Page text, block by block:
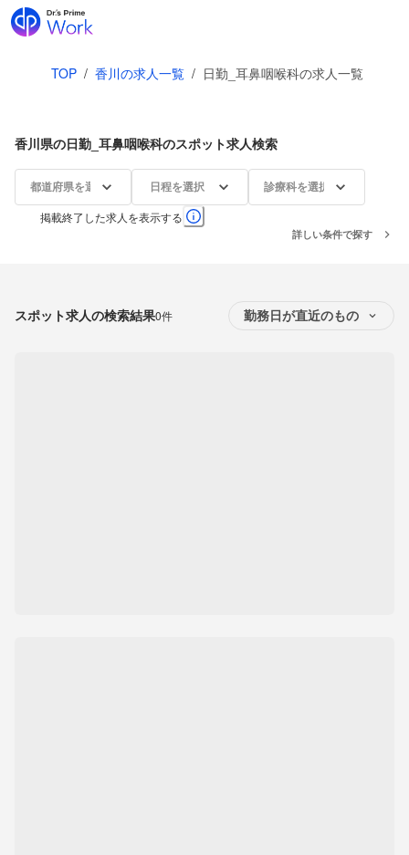
TOP / 香川の求人一覧 / 日勤_耳鼻咽喉科の求人一覧
香川県の日勤_耳鼻咽喉科のスポット求人検索
都道府県を選択 日程を選択 診療科を選択
掲載終了した求人を表示する
詳しい条件で探す
スポット求人の検索結果0件 勤務日が直近のもの